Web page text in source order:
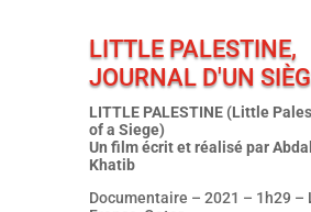
LITTLE PALESTINE,
JOURNAL D'UN
LITTLE PALESTINE (Little
of a Siege)
Un film écrit et réalisé par
Khatib
Documentaire – 2021 – 1h29 –